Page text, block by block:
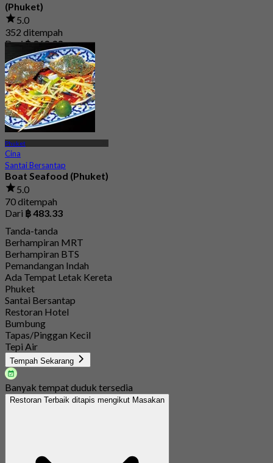
(Phuket)
5.0
352 ditempah
Dari฿ 363.33
Phuket
Cina
Santai Bersantap
Boat Seafood (Phuket)
5.0
70 ditempah
Dari ฿ 483.33
Tanda-tanda
Berhampiran MRT
Berhampiran BTS
Pemandangan Indah
Ada Tempat Letak Kereta
Phuket
Santai Bersantap
Restoran Hotel
Bumbung
Tapas/Pinggan Kecil
Tepi Air
Tempah Sekarang
Banyak tempat duduk tersedia
Restoran Terbaik ditapis mengikut Masakan